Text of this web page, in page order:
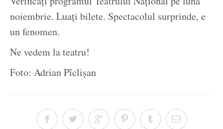
noiembrie. Luați bilete. Spectacolul surprinde, e
un fenomen.
Ne vedem la teatru!
Foto: Adrian Pîclișan